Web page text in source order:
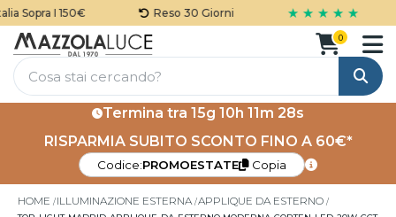
I 150€ Reso 30 Giorni ★ ★ ★ ★ ★
Cerca
0
Termina tra 15g 10h 11m 28s
RISPARMIA SUBITO SCONTO FINO A 60€*
Codice:PROMOESTATE Copia
HOME ILLUMINAZIONE ESTERNA APPLIQUE DA ESTERNO